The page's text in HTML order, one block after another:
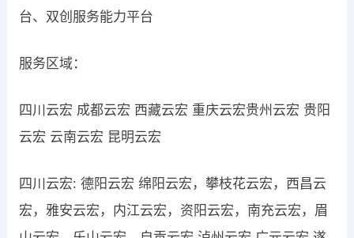
台、双创服务能力平台
服务区域：
四川云宏 成都云宏 西藏云宏 重庆云宏贵州云宏 贵阳
云宏 云南云宏 昆明云宏
四川云宏: 德阳云宏 绵阳云宏，攀枝花云宏，西昌云
宏，雅安云宏，内江云宏，资阳云宏，南充云宏，眉